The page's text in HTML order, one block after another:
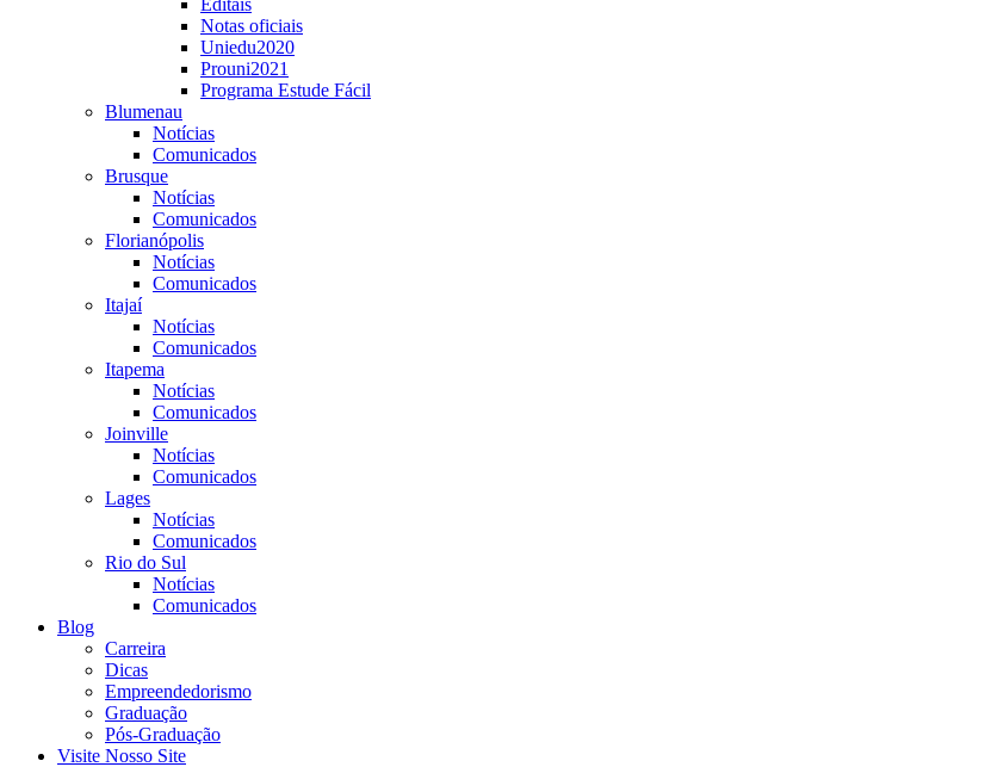
Editais
Notas oficiais
Uniedu2020
Prouni2021
Programa Estude Fácil
Blumenau
Notícias
Comunicados
Brusque
Notícias
Comunicados
Florianópolis
Notícias
Comunicados
Itajaí
Notícias
Comunicados
Itapema
Notícias
Comunicados
Joinville
Notícias
Comunicados
Lages
Notícias
Comunicados
Rio do Sul
Notícias
Comunicados
Blog
Carreira
Dicas
Empreendedorismo
Graduação
Pós-Graduação
Visite Nosso Site